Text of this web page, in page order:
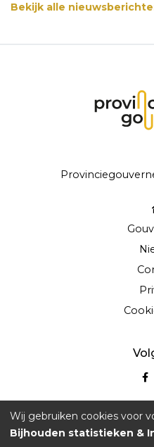
Bekijk alle
© Copyright 2026 | Jan
Wij gebruiken cookies voor
Bijhouden statistieken &